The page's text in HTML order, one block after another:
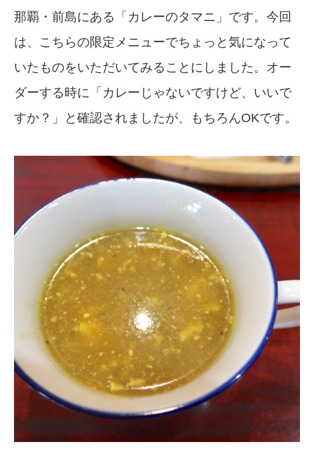
那覇・前島にある「カレーのタマニ」です。今回
は、こちらの限定メニューでちょっと気になって
いたものをいただいてみることにしました。オー
ダーする時に「カレーじゃないですけど、いいで
すか？」と確認されましたが、もちろんOKです。